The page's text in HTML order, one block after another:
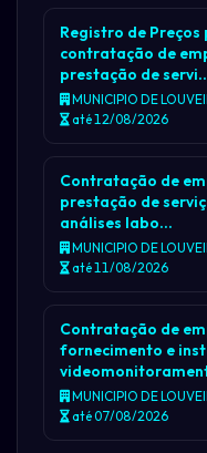
Registro de
contratação de
prestação de
MUNICIPIO DE
até 12/08/2026
Contratação de
prestação de
análises labo…
MUNICIPIO DE
até 11/08/2026
Contratação de
fornecimento e
MUNICIPIO DE
até 07/08/2026